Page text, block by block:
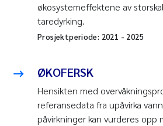
økosystemeffektene av
taredyrking.
Prosjektperiode: 2021 - 2025
ØKOFERSK
Hensikten med
referansedata fra upåvirka
påvirkninger kan vurderes opp